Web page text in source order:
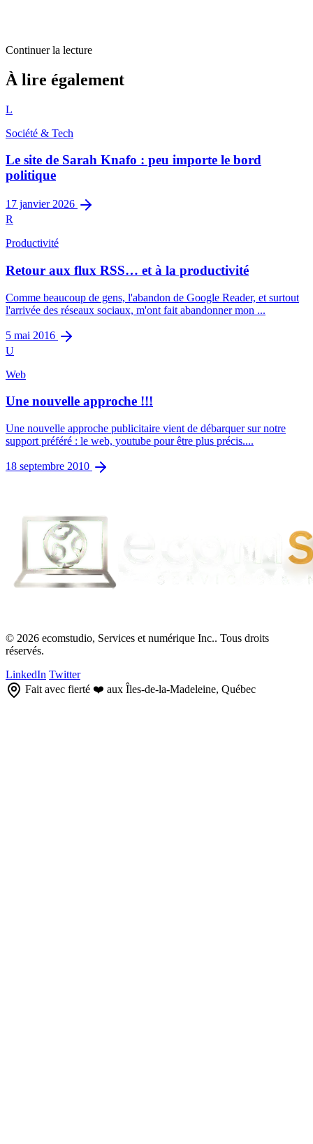
Continuer la lecture
À lire également
L
Société & Tech
Le site de Sarah Knafo : peu importe le bord
politique
17 janvier 2026
R
Productivité
Retour aux flux RSS… et à la productivité
Comme beaucoup de gens, l'abandon de Google Reader, et surtout
l'arrivée des réseaux sociaux, m'ont fait abandonner mon ...
5 mai 2016
U
Web
Une nouvelle approche !!!
Une nouvelle approche publicitaire vient de débarquer sur notre
support préféré : le web, youtube pour être plus précis....
18 septembre 2010
© 2026 ecomstudio, Services et numérique Inc.. Tous droits
réservés.
LinkedIn Twitter
Fait avec fierté ❤️ aux Îles-de-la-Madeleine, Québec